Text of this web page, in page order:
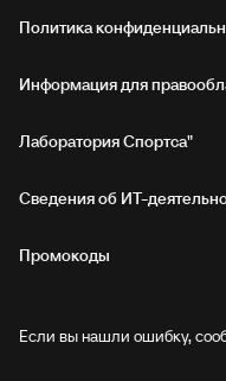
Политика
Информация для
Лаборатория Спортса"
Сведения об
Промокоды
Если вы нашли ошибку,